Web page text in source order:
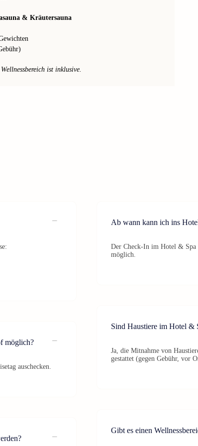
& Kräutersauna
ist inklusive.
möglich?
auschecken.
Ab wann kann ich ins
Der Check-In im Hotel & Spa
möglich.
Sind Haustiere im Hotel &
Ja, die Mitnahme von
gestattet (gegen Gebühr, vor
Gibt es einen